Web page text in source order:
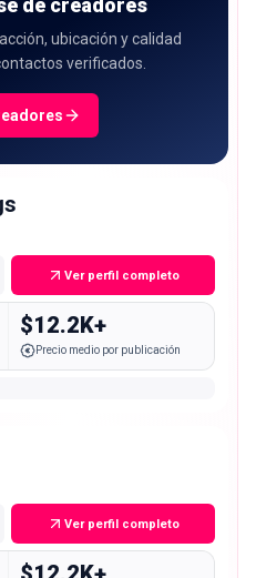
de creadores
ubicación y calidad
verificados.
Ver perfil completo
$12.2K+
Precio medio por publicación
Ver perfil completo